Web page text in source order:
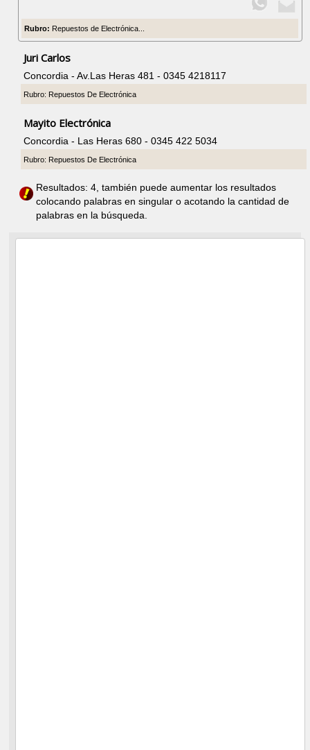
Rubro: Repuestos de Electrónica...
Juri Carlos
Concordia - Av.Las Heras 481 - 0345 4218117
Rubro: Repuestos De Electrónica
Mayito Electrónica
Concordia - Las Heras 680 - 0345 422 5034
Rubro: Repuestos De Electrónica
Resultados: 4, también puede aumentar los resultados
colocando palabras en singular o acotando la cantidad de
palabras en la búsqueda.